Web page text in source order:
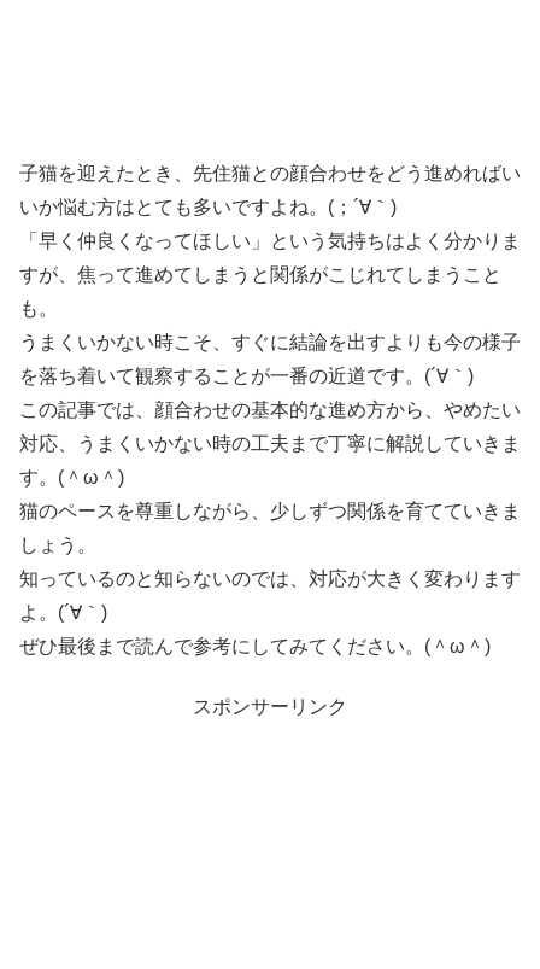
子猫を迎えたとき、先住猫との顔合わせをどう進めればい
いか悩む方はとても多いですよね。(；´∀｀)
「早く仲良くなってほしい」という気持ちはよく分かりま
すが、焦って進めてしまうと関係がこじれてしまうこと
も。
うまくいかない時こそ、すぐに結論を出すよりも今の様子
を落ち着いて観察することが一番の近道です。(´∀｀)
この記事では、顔合わせの基本的な進め方から、やめたい
対応、うまくいかない時の工夫まで丁寧に解説していきま
す。(＾ω＾)
猫のペースを尊重しながら、少しずつ関係を育てていきま
しょう。
知っているのと知らないのでは、対応が大きく変わります
よ。(´∀｀)
ぜひ最後まで読んで参考にしてみてください。(＾ω＾)
スポンサーリンク